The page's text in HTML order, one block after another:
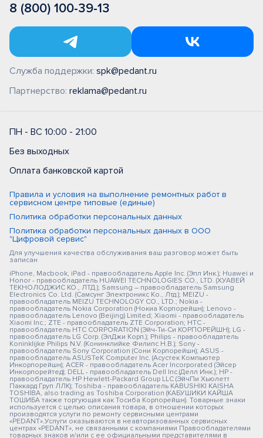
8 (800) 100-39-13
Служба поддержки: spk@pedant.ru
Партнерство: reklama@pedant.ru
ПН - ВС 10:00 - 21:00
Без выходных
Оплата банковской картой
Правила и условия на выполнение ремонтных работ в
сервисном центре типовые (единые)
Политика обработки персональных данных
Политика обработки персональных данных в ООО
"Цифровой сервис"
Для улучшения качества обслуживания ваш разговор может быть
записан
iPhone, Macbook, iPad - правообладатель Apple Inc. (Эпл Инк.); Huawei и
Honor - правообладатель HUAWEI TECHNOLOGIES CO., LTD. (ХУАВЕЙ
ТЕКНОЛОДЖИС КО., ЛТД.); Samsung – правообладатель Samsung
Electronics Co. Ltd. (Самсунг Электроникс Ко., Лтд.); MEIZU -
правообладатель MEIZU TECHNOLOGY CO., LTD.; Nokia -
правообладатель Nokia Corporation (Нокиа Корпорейшн); Lenovo -
правообладатель Lenovo (Beijing) Limited; Xiaomi - правообладатель
Xiaomi Inc.; ZTE - правообладатель ZTE Corporation; HTC -
правообладатель HTC CORPORATION (Эйч-Ти-Си КОРПОРЕЙШН); LG -
правообладатель LG Corp. (ЭлДжи Корп.); Philips - правообладатель
Koninklijke Philips N.V. (Конинклийке Филипс Н.В.); Sony -
правообладатель Sony Corporation (Сони Корпорейшн); ASUS -
правообладатель ASUSTeK Computer Inc. (Асустек Компьютер
Инкорпорейшн); ACER - правообладатель Acer Incorporated (Эйсер
Инкорпорейтед); DELL - правообладатель Dell Inc.(Делл Инк.); HP -
правообладатель HP Hewlett-Packard Group LLC (ЭйчПи Хьюлетт
Паккард Груп ЛЛК); Toshiba - правообладатель KABUSHIKI KAISHA
TOSHIBA, also trading as Toshiba Corporation (КАБУШИКИ КАЙША
ТОШИБА также торгующая как Тосиба Корпорейшн). Товарные знаки
используется с целью описания товара, в отношении которых
производятся услуги по ремонту сервисными центрами
«PEDANT».Услуги оказываются в неавторизованных сервисных
центрах «PEDANT», не связанными с компаниями Правообладателями
товарных знаков и/или с ее официальными представителями в